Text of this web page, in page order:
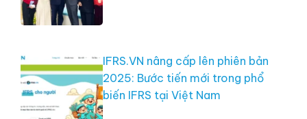
IFRS.VN nâng cấp lên phiên bản
2025: Bước tiến mới trong phổ
biến IFRS tại Việt Nam